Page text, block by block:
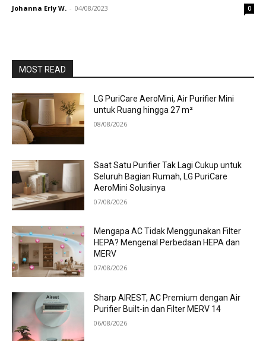
Johanna Erly W. - 04/08/2023 0
MOST READ
LG PuriCare AeroMini, Air Purifier Mini
untuk Ruang hingga 27 m²
08/08/2026
Saat Satu Purifier Tak Lagi Cukup untuk
Seluruh Bagian Rumah, LG PuriCare
AeroMini Solusinya
07/08/2026
Mengapa AC Tidak Menggunakan Filter
HEPA? Mengenal Perbedaan HEPA dan
MERV
07/08/2026
Sharp AIREST, AC Premium dengan Air
Purifier Built-in dan Filter MERV 14
06/08/2026